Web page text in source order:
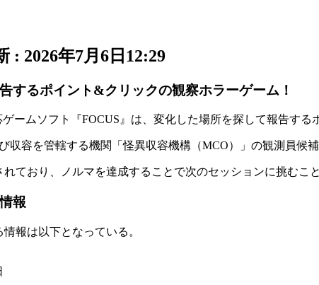
: 2026年7月6日12:29
するポイント&クリックの観察ホラーゲーム！
ゲームソフト『FOCUS』は、変化した場所を探して報告する
収容を管轄する機関「怪異収容機構（MCO） 」の観測員候
れており、ノルマを達成することで次のセッションに挑むこ
報
報は以下となっている。